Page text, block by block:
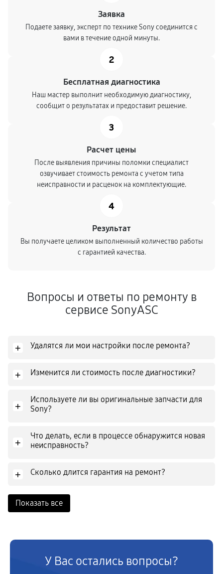
Заявка
Подаете заявку, эксперт по технике Sony соединится с
вами в течение одной минуты.
2
Бесплатная диагностика
Наш мастер выполнит необходимую диагностику,
сообщит о результатах и предоставит решение.
3
Расчет цены
После выявления причины поломки специалист
озвучивает стоимость ремонта с учетом типа
неисправности и расценок на комплектующие.
4
Результат
Вы получаете целиком выполненный количество работы
с гарантией качества.
Вопросы и ответы по ремонту в
сервисе SonyASC
+ Удалятся ли мои настройки после ремонта?
+ Изменится ли стоимость после диагностики?
+
Используете ли вы оригинальные запчасти для
Sony?
+
Что делать, если в процессе обнаружится новая
неисправность?
+ Сколько длится гарантия на ремонт?
Показать все
У Вас остались вопросы?